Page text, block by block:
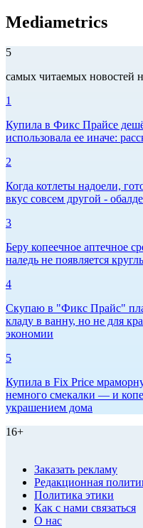
Mediametrics
5
самых читаемых новостей
1
Купила в Фикс Прайсе
использовала ее иначе:
2
Когда котлеты надоели,
вкус совсем другой -
3
Беру копеечное аптечное
наледь не появляется
4
Скупаю в "Фикс Прайс"
кладу в ванну, но не для
экономии
5
Купила в Fix Price
немного смекалки — и
украшением дома
16+
Заказать рекламу
Редакционная
Политика этики
Как с нами связаться
О нас